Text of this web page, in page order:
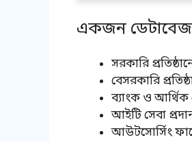
একজন ডেটাবেজ
সরকারি
বেসরকারি
ব্যাংক ও আর্থিক
আইটি সেবা
আউটসোর্সিং